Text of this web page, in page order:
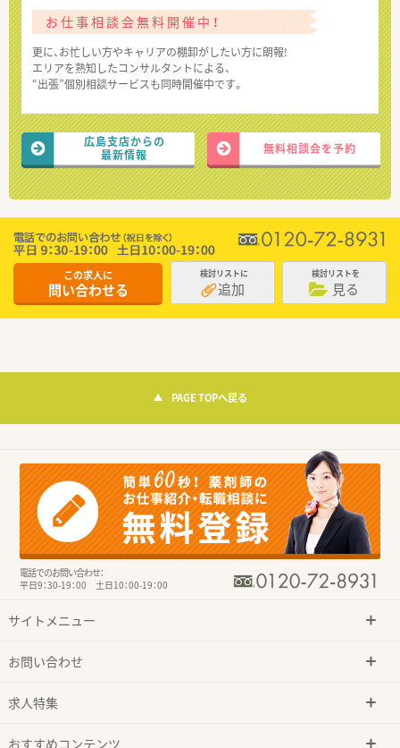
お仕事相談会無料開催中！
更に、お忙しい方やキャリアの棚卸がしたい方に朗報!
エリアを熟知したコンサルタントによる、
“出張”個別相談サービスも同時開催中です。
広島支店からの
最新情報
無料相談会を予約
この求人に
問い合わせる
検討リストに
追加
検討リストを
見る
PAGE TOPへ戻る
電話でのお問い合わせ：
平日9：30-19：00 土日10：00-19：00
サイトメニュー
お問い合わせ
求人特集
おすすめコンテンツ